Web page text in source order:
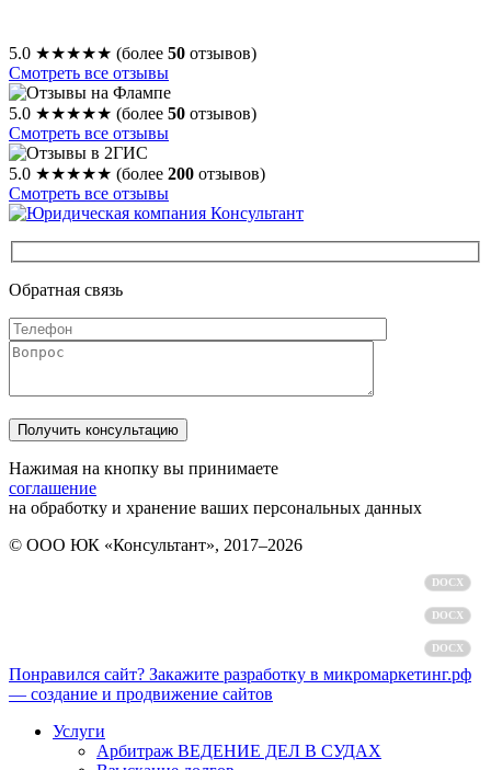
5.0 ★★★★★ (более 50 отзывов)
Смотреть все отзывы
5.0 ★★★★★ (более 50 отзывов)
Смотреть все отзывы
5.0 ★★★★★ (более 200 отзывов)
Смотреть все отзывы
Обратная связь
Нажимая на кнопку вы принимаете
соглашение
на обработку и хранение ваших персональных данных
© ООО ЮК «Консультант», 2017–2026
DOCX
DOCX
DOCX
Понравился сайт? Закажите разработку в микромаркетинг.рф
— создание и продвижение сайтов
Услуги
Арбитраж ВЕДЕНИЕ ДЕЛ В СУДАХ